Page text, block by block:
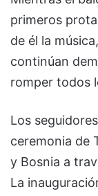
primeros
de él la
continúan
romper todos
Los
ceremonia de
y Bosnia a
La